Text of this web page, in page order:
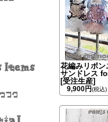
花編みリボン
サンドレス
[受注生産]
9,900円(税込)